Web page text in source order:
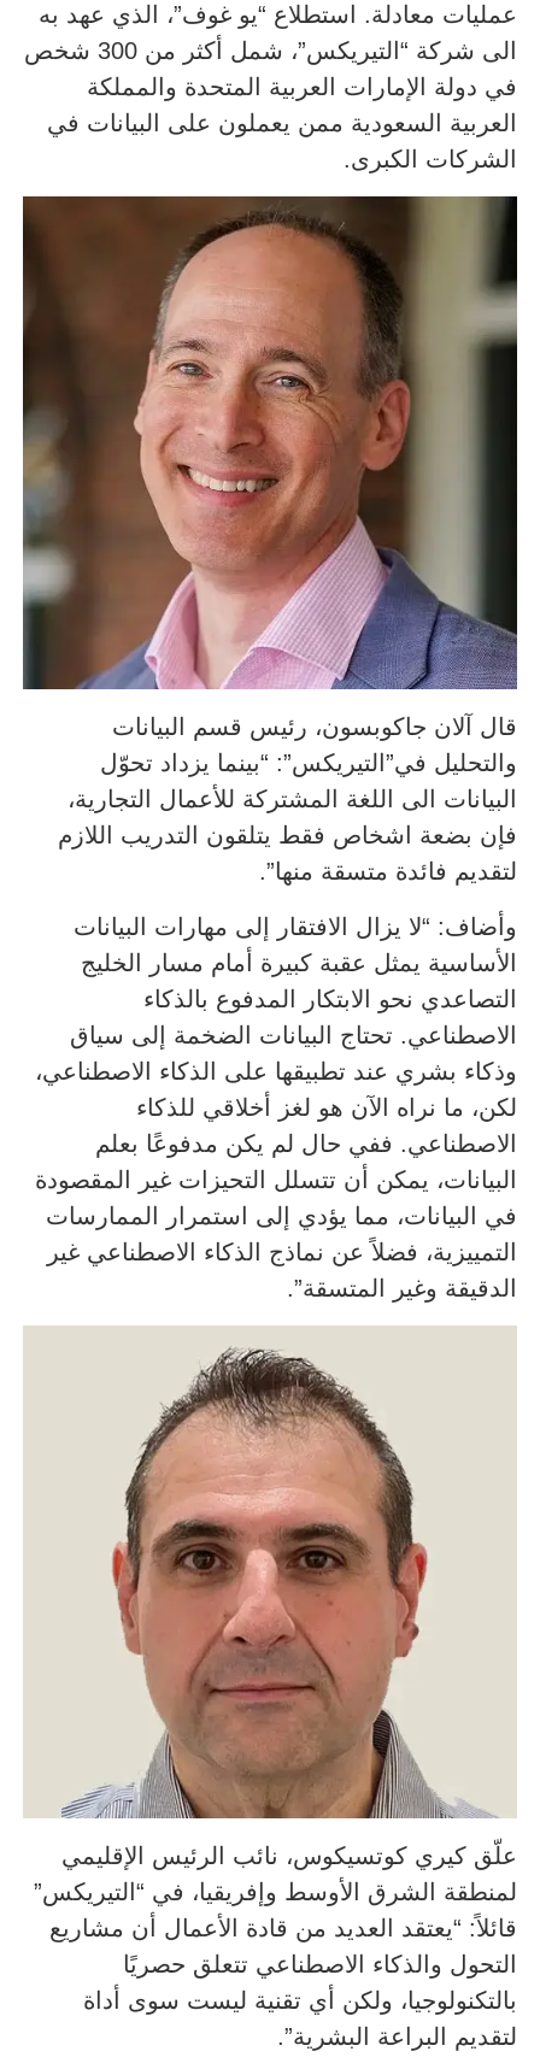
عمليات معادلة. استطلاع “يو غوف”، الذي عهد به
الى شركة “التيريكس”
، شمل أكثر من 300 شخص
في دولة الإمارات العربية المتحدة والمملكة
العربية السعودية ممن يعملون على البيانات في
الشركات الكبرى.
قال آلان جاكوبسون، رئيس قسم البيانات
والتحليل في”التيريكس”: “بينما يزداد تحوّل
البيانات الى اللغة المشتركة للأعمال التجارية،
فإن بضعة اشخاص فقط يتلقون التدريب اللازم
لتقديم فائدة متسقة منها”.
وأضاف: “لا يزال الافتقار إلى مهارات البيانات
الأساسية يمثل عقبة كبيرة أمام مسار الخليج
التصاعدي نحو الابتكار المدفوع بالذكاء
الاصطناعي. تحتاج البيانات الضخمة إلى سياق
وذكاء بشري عند تطبيقها على الذكاء الاصطناعي،
لكن، ما نراه الآن هو لغز أخلاقي للذكاء
الاصطناعي. ففي حال لم يكن مدفوعًا بعلم
البيانات، يمكن أن تتسلل التحيزات غير المقصودة
في البيانات، مما يؤدي إلى استمرار الممارسات
التمييزية، فضلاً عن نماذج الذكاء الاصطناعي غير
الدقيقة وغير المتسقة”.
علّق كيري كوتسيكوس، نائب الرئيس الإقليمي
لمنطقة الشرق الأوسط وإفريقيا، في “التيريكس”
قائلاً: “يعتقد العديد من قادة الأعمال أن مشاريع
التحول والذكاء الاصطناعي تتعلق حصريًا
بالتكنولوجيا، ولكن أي تقنية ليست سوى أداة
لتقديم البراعة البشرية”.